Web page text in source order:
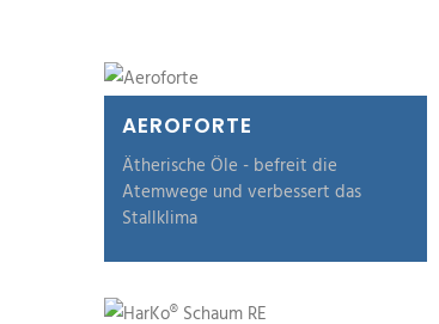
AEROFORTE
Ätherische Öle - befreit die
Atemwege und verbessert das
Stallklima